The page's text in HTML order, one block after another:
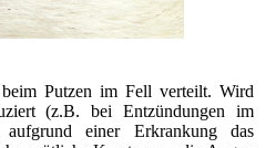
Putzen im Fell verteilt. Wird
(z.B. bei Entzündungen im
einer Erkrankung das